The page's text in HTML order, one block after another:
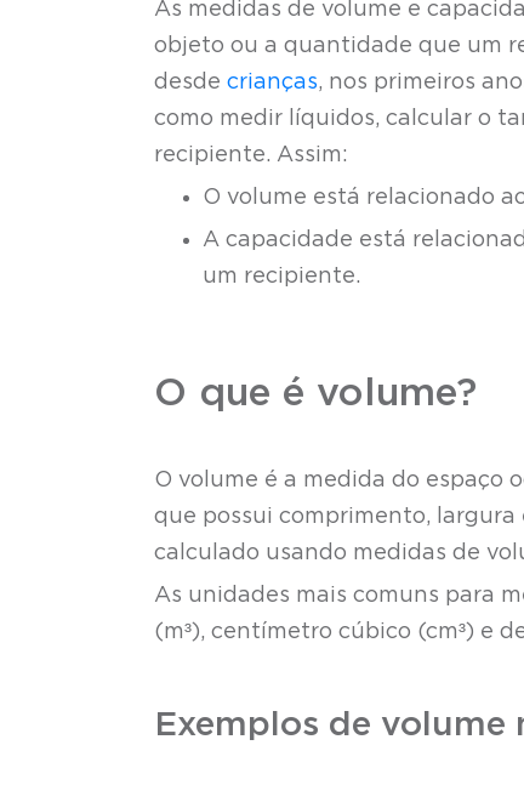
As medidas de volume e
objeto ou a quantidade que um
desde crianças, nos primeiros
como medir líquidos, calcular o
recipiente. Assim:
O volume está relacionado
A capacidade está
um recipiente.
O que é volume?
O volume é a medida do espaço
que possui comprimento, largura
calculado usando medidas de
As unidades mais comuns para
(m³), centímetro cúbico (cm³) e
Exemplos de volume